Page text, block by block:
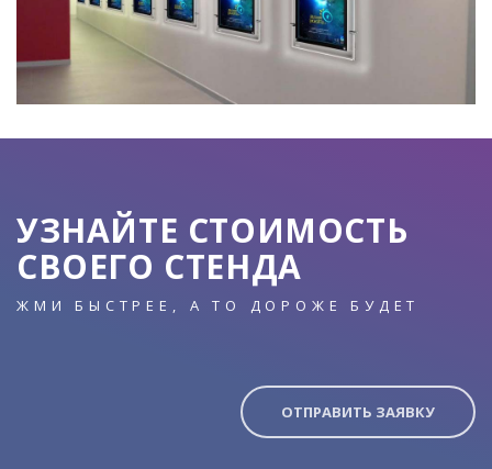
УЗНАЙТЕ СТОИМОСТЬ
СВОЕГО СТЕНДА
ЖМИ БЫСТРЕЕ, А ТО ДОРОЖЕ БУДЕТ
ОТПРАВИТЬ ЗАЯВКУ